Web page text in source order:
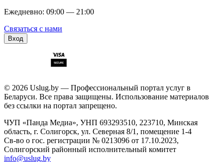
Ежедневно: 09:00 — 21:00
Связаться с нами
Вход
© 2026 Uslug.by — Профессиональный портал услуг в
Беларуси. Все права защищены. Использование материалов
без ссылки на портал запрещено.
ЧУП «Панда Медиа», УНП 693293510, 223710, Минская
область, г. Солигорск, ул. Северная 8/1, помещение 1-4
Св-во о гос. регистрации № 0213096 от 17.10.2023,
Солигорский районный исполнительный комитет
info@uslug.by